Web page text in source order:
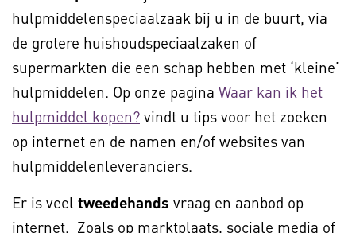
hulpmiddelenspeciaalzaak bij u in de buurt, via
de grotere huishoudspeciaalzaken of
supermarkten die een schap hebben met ‘kleine’
hulpmiddelen. Op onze pagina Waar kan ik het
hulpmiddel kopen? vindt u tips voor het zoeken
op internet en de namen en/of websites van
hulpmiddelenleveranciers.
Er is veel tweedehands vraag en aanbod op
internet. Zoals op marktplaats, sociale media of